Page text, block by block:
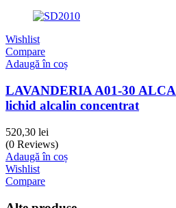
Wishlist
Compare
Adaugă în coș
LAVANDERIA A01-30
lichid alcalin concentrat
520,30 lei
(0 Reviews)
Adaugă în coș
Wishlist
Compare